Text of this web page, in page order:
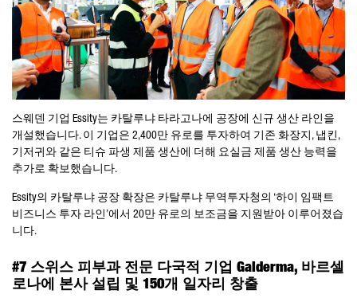
스웨덴 기업 Essity는 카탈루냐 타라고나에 공장에 신규 생산 라인을
개설했습니다. 이 기업은 2,400만 유로를 투자하여 기존 화장지, 냅킨,
기저귀와 같은 티슈 파생 제품 생산에 더해 요실금 제품 생산 능력을
추가로 확보했습니다.
Essity의 카탈루냐 공장 확장은 카탈루냐 무역투자청의 ‘하이 임팩트
비즈니스 투자 라인’에서 20만 유로의 보조금을 지원받아 이루어졌습
니다.
#7 스위스 피부과 전문 다국적 기업 Galderma, 바르셀
로나에 본사 설립 및 150개 일자리 창출